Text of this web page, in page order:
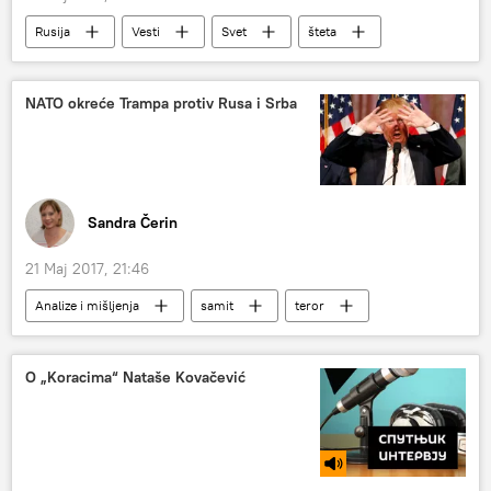
Rusija Vesti Svet
šteta
kompjuterski virus
NATO okreće Trampa protiv Rusa i Srba
Sandra Čerin
21 Maj 2017, 21:46
Analize i mišljenja samit
teror
Vašington
O „Koracima“ Nataše Kovačević